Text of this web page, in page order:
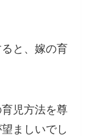
と、嫁の育
児方法を尊
ましいでし